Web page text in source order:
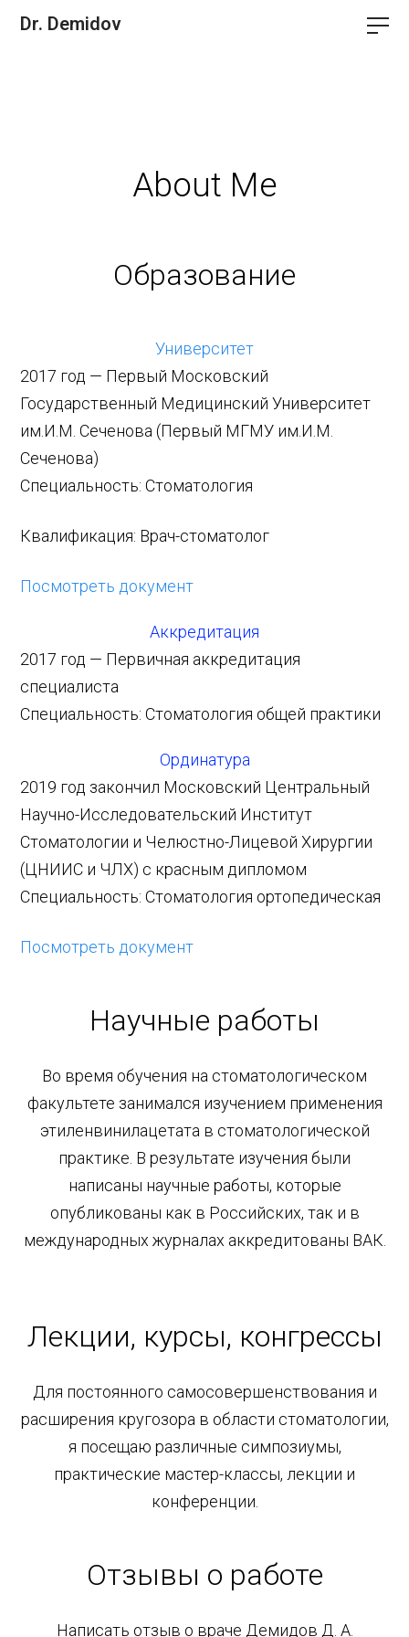
Dr. Demidov
About Me
Образование
Университет
2017 год — Первый Московский
Государственный Медицинский Университет
им.И.М. Сеченова (Первый МГМУ им.И.М.
Сеченова)
Специальность: Стоматология
Квалификация: Врач-стоматолог
Посмотреть документ
Аккредитация
2017 год — Первичная аккредитация
специалиста
Специальность: Стоматология общей практики
Ординатура
2019 год закончил Московский Центральный
Научно-Исследовательский Институт
Стоматологии и Челюстно-Лицевой Хирургии
(ЦНИИС и ЧЛХ) с красным дипломом
Специальность: Стоматология ортопедическая
Посмотреть документ
Научные работы
Во время обучения на стоматологическом
факультете занимался изучением применения
этиленвинилацетата в стоматологической
практике. В результате изучения были
написаны научные работы, которые
опубликованы как в Российских, так и в
международных журналах аккредитованы ВАК.
Лекции, курсы, конгрессы
Для постоянного самосовершенствования и
расширения кругозора в области стоматологии,
я посещаю различные симпозиумы,
практические мастер-классы, лекции и
конференции.
Отзывы о работе
Написать отзыв о враче Демидов Д. А.